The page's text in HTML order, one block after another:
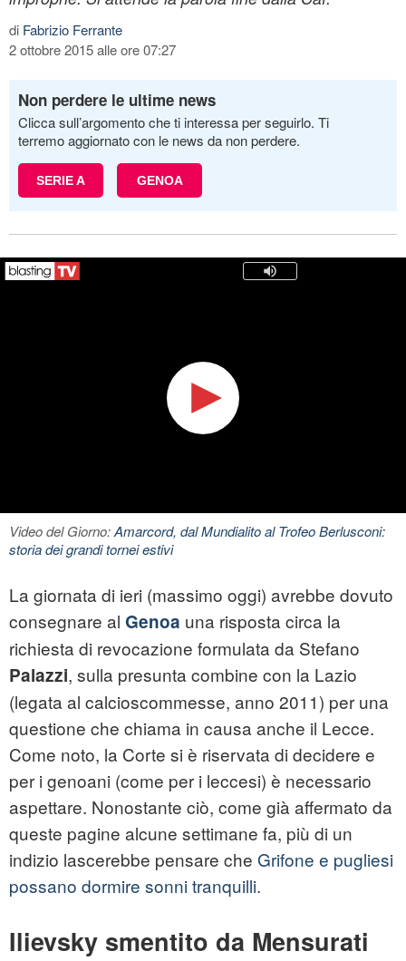
di Fabrizio Ferrante
2 ottobre 2015 alle ore 07:27
Non perdere le ultime news
Clicca sull’argomento che ti interessa per seguirlo. Ti
terremo aggiornato con le news da non perdere.
SERIE A GENOA
Video del Giorno:Amarcord, dal Mundialito al Trofeo Berlusconi:
storia dei grandi tornei estivi
La giornata di ieri (massimo oggi) avrebbe dovuto
consegnare al Genoa una risposta circa la
richiesta di revocazione formulata da Stefano
Palazzi, sulla presunta combine con la Lazio
(legata al calcioscommesse, anno 2011) per una
questione che chiama in causa anche il Lecce.
Come noto, la Corte si è riservata di decidere e
per i genoani (come per i leccesi) è necessario
aspettare. Nonostante ciò, come già affermato da
queste pagine alcune settimane fa, più di un
indizio lascerebbe pensare che Grifone e pugliesi
possano dormire sonni tranquilli.
Ilievsky smentito da Mensurati